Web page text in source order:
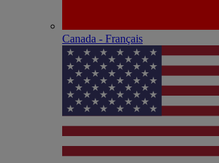
Canada - Français